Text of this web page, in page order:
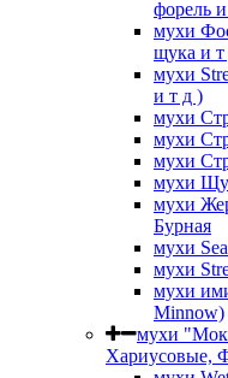
форель
мухи
щука и т
мухи
и т д )
мухи
мухи
мухи
мухи
мухи
Бурная
мухи
мухи
мухи
Minnow)
мухи
Хариусовые,